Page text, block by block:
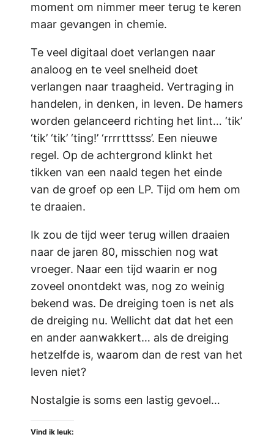
moment om nimmer meer terug te keren
maar gevangen in chemie.
Te veel digitaal doet verlangen naar
analoog en te veel snelheid doet
verlangen naar traagheid. Vertraging in
handelen, in denken, in leven. De hamers
worden gelanceerd richting het lint… ‘tik’
‘tik’ ‘tik’ ‘ting!’ ‘rrrrtttsss’. Een nieuwe
regel. Op de achtergrond klinkt het
tikken van een naald tegen het einde
van de groef op een LP. Tijd om hem om
te draaien.
Ik zou de tijd weer terug willen draaien
naar de jaren 80, misschien nog wat
vroeger. Naar een tijd waarin er nog
zoveel onontdekt was, nog zo weinig
bekend was. De dreiging toen is net als
de dreiging nu. Wellicht dat dat het een
en ander aanwakkert… als de dreiging
hetzelfde is, waarom dan de rest van het
leven niet?
Nostalgie is soms een lastig gevoel…
Vind ik leuk: